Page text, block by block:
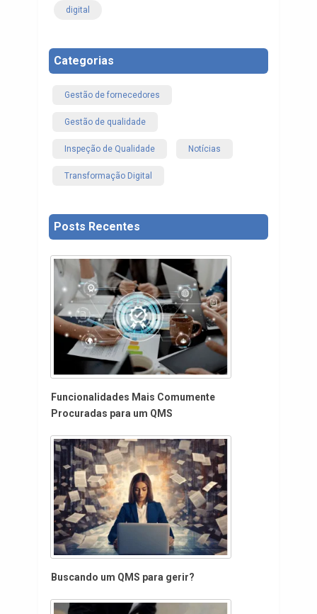
digital
Categorias
Gestão de fornecedores
Gestão de qualidade
Inspeção de Qualidade Notícias
Transformação Digital
Posts Recentes
Funcionalidades Mais Comumente
Procuradas para um QMS
Buscando um QMS para gerir?